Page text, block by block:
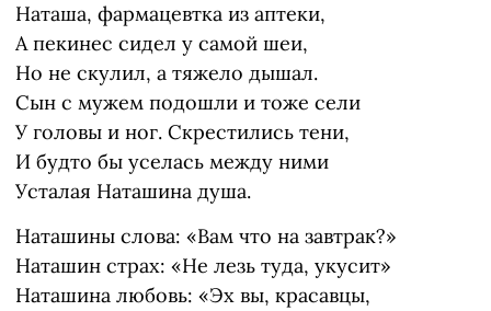
Наташа, фармацевтка из аптеки,
А пекинес сидел у самой шеи,
Но не скулил, а тяжело дышал.
Сын с мужем подошли и тоже сели
У головы и ног. Скрестились тени,
И будто бы уселась между ними
Усталая Наташина душа.
Наташины слова: «Вам что на завтрак?»
Наташин страх: «Не лезь туда, укусит»
Наташина любовь: «Эх вы, красавцы,